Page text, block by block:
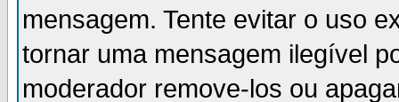
mensagem. Tente evitar o uso
tornar uma mensagem ilegível
moderador remove-los ou